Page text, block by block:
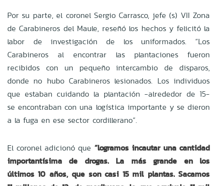
Por su parte, el coronel Sergio Carrasco, jefe (s) VII Zona
de Carabineros del Maule, reseñó los hechos y felicitó la
labor de investigación de los uniformados. “Los
Carabineros al encontrar las plantaciones fueron
recibidos con un pequeño intercambio de disparos,
donde no hubo Carabineros lesionados. Los individuos
que estaban cuidando la plantación -alrededor de 15-
se encontraban con una logística importante y se dieron
a la fuga en ese sector cordillerano”.
El coronel adicionó que “logramos incautar una cantidad
importantísima de drogas. La más grande en los
últimos 10 años, que son casi 15 mil plantas. Sacamos